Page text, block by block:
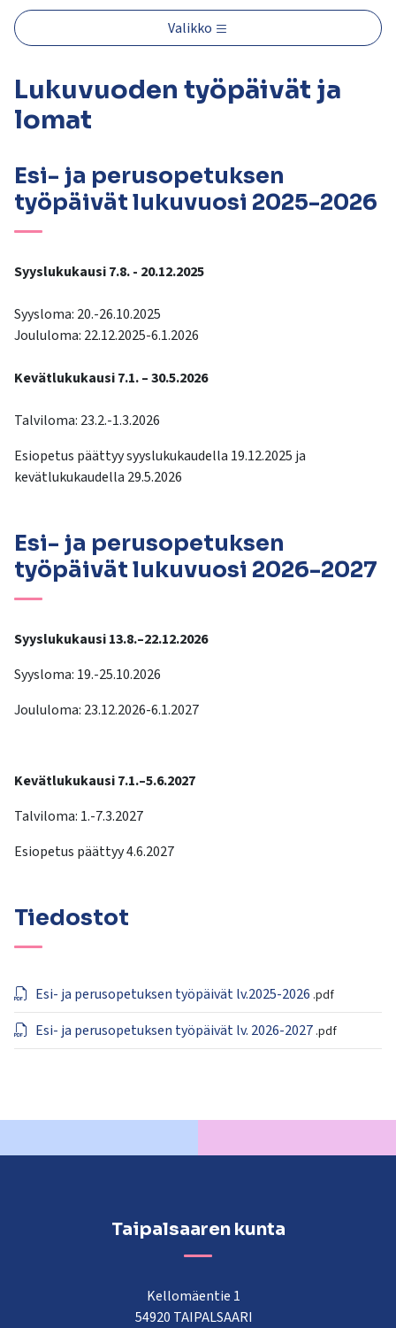
kosketus-
ja
pyyhkäisyliikkeitä.
Valikko
Lukuvuoden työpäivät ja
lomat
Esi- ja perusopetuksen
työpäivät lukuvuosi 2025-2026
Syyslukukausi 7.8. - 20.12.2025
Syysloma: 20.-26.10.2025
Joululoma: 22.12.2025-6.1.2026
Kevätlukukausi 7.1. – 30.5.2026
Talviloma: 23.2.-1.3.2026
Esiopetus päättyy syyslukukaudella 19.12.2025 ja
kevätlukukaudella 29.5.2026
Esi- ja perusopetuksen
työpäivät lukuvuosi 2026-2027
Syyslukukausi 13.8.–22.12.2026
Syysloma: 19.-25.10.2026
Joululoma: 23.12.2026-6.1.2027
Kevätlukukausi 7.1.–5.6.2027
Talviloma: 1.-7.3.2027
Esiopetus päättyy 4.6.2027
Tiedostot
Esi- ja perusopetuksen työpäivät lv.2025-2026 .pdf
Esi- ja perusopetuksen työpäivät lv. 2026-2027 .pdf
Taipalsaaren kunta
Kellomäentie 1
54920 TAIPALSAARI